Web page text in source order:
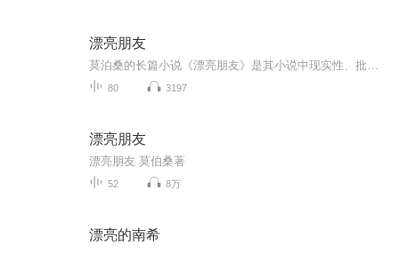
漂亮朋友
80 3197
漂亮朋友
漂亮朋友 莫伯桑著
52 8万
漂亮的南希